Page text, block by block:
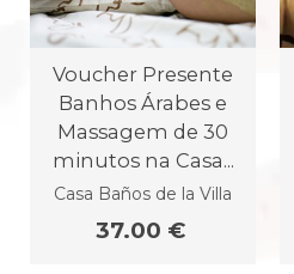
Voucher Presente
Banhos Árabes e
Massagem de 30
minutos na Casa...
Casa Baños de la Villa
37.00 €